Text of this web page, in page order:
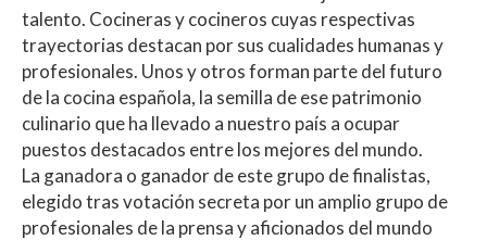
talento. Cocineras y cocineros cuyas respectivas
trayectorias destacan por sus cualidades humanas y
profesionales. Unos y otros forman parte del futuro
de la cocina española, la semilla de ese patrimonio
culinario que ha llevado a nuestro país a ocupar
puestos destacados entre los mejores del mundo.
La ganadora o ganador de este grupo de finalistas,
elegido tras votación secreta por un amplio grupo de
profesionales de la prensa y aficionados del mundo